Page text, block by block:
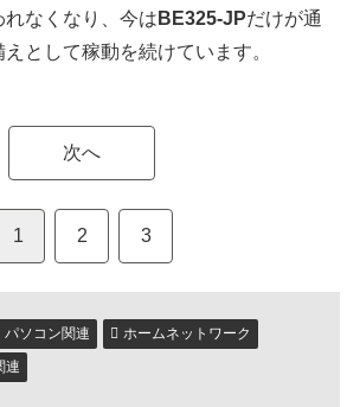
なくなり、今は BE325-JPだけが通
として稼動を続けています。
次へ
1 2 3
パソコン関連
ホームネットワーク
連